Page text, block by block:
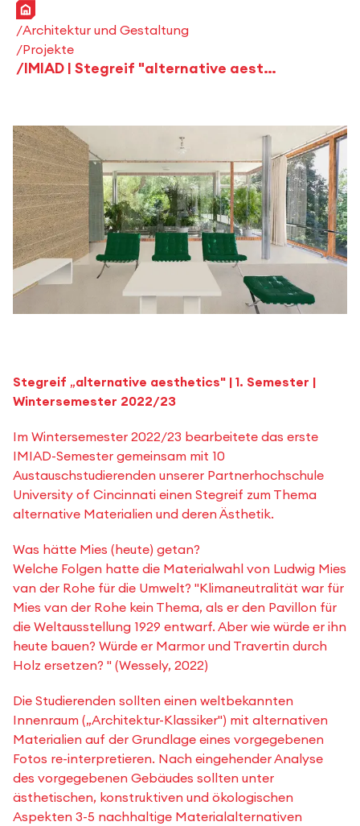
Startseite
Architektur und Gestaltung
Projekte
IMIAD | Stegreif "alternative aesthetics"
Stegreif „alternative aesthetics" | 1. Semester |
Wintersemester 2022/23
Im Wintersemester 2022/23 bearbeitete das erste
IMIAD-Semester gemeinsam mit 10
Austauschstudierenden unserer Partnerhochschule
University of Cincinnati einen Stegreif zum Thema
alternative Materialien und deren Ästhetik.
Was hätte Mies (heute) getan?
Welche Folgen hatte die Materialwahl von Ludwig Mies
van der Rohe für die Umwelt? "Klimaneutralität war für
Mies van der Rohe kein Thema, als er den Pavillon für
die Weltausstellung 1929 entwarf. Aber wie würde er ihn
heute bauen? Würde er Marmor und Travertin durch
Holz ersetzen? " (Wessely, 2022)
Die Studierenden sollten einen weltbekannten
Innenraum („Architektur-Klassiker") mit alternativen
Materialien auf der Grundlage eines vorgegebenen
Fotos re-interpretieren. Nach eingehender Analyse
des vorgegebenen Gebäudes sollten unter
ästhetischen, konstruktiven und ökologischen
Aspekten 3-5 nachhaltige Materialalternativen